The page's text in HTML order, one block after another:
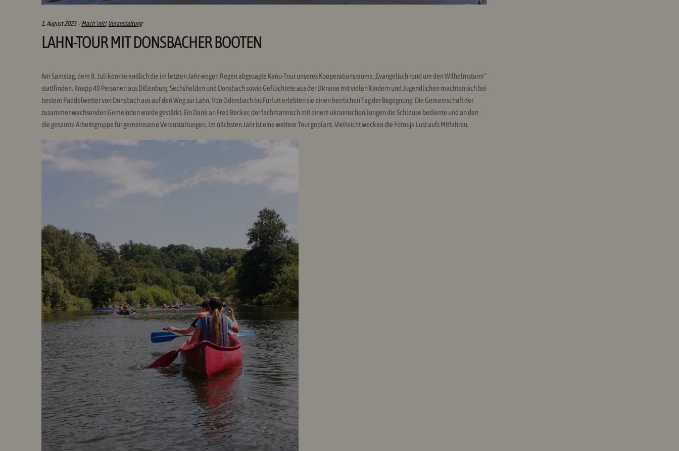
1. August 2023 Categories:
Mach’ mit!, Veranstaltung
LAHN-TOUR MIT DONSBACHER BOOTEN
Am Samstag, dem 8. Juli konnte endlich die im letzten Jahr wegen Regen abgesagte Kanu-Tour unseres Kooperationsraums „Evangelisch rund um den Wilhelmsturm“
stattfinden. Knapp 40 Personen aus Dillenburg, Sechshelden und Donsbach sowie Geflüchtete aus der Ukraine mit vielen Kindern und Jugendlichen machten sich bei
bestem Paddelwetter von Donsbach aus auf den Weg zur Lahn. Von Odersbach bis Fürfurt erlebten sie einen herrlichen Tag der Begegnung. Die Gemeinschaft der
zusammenwachsenden Gemeinden wurde gestärkt. Ein Dank an Fred Becker, der fachmännisch mit einem ukrainischen Jungen die Schleuse bediente und an den
die gesamte Arbeitsgruppe für gemeinsame Veranstaltungen. Im nächsten Jahr ist eine weitere Tour geplant. Vielleicht wecken die Fotos ja Lust aufs Mitfahren.